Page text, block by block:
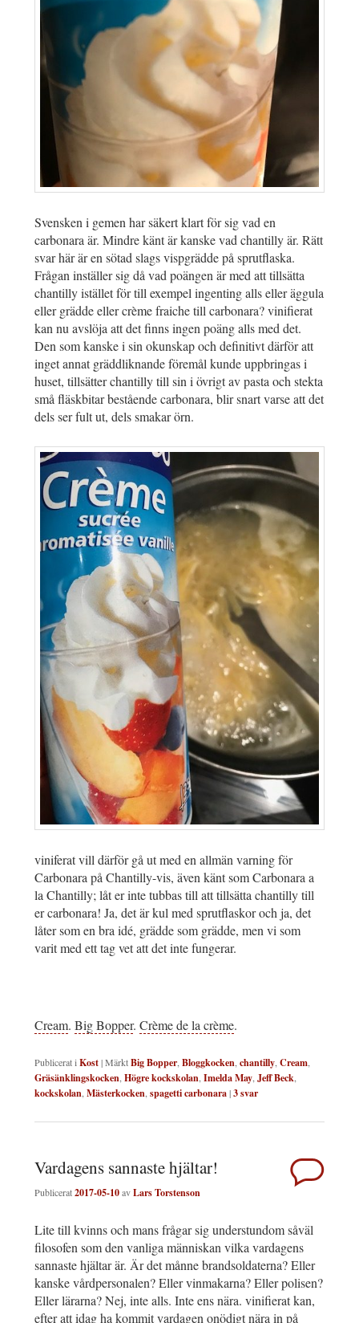
Svensken i gemen har säkert klart för sig vad en
carbonara är. Mindre känt är kanske vad chantilly är. Rätt
svar här är en sötad slags vispgrädde på sprutflaska.
Frågan inställer sig då vad poängen är med att tillsätta
chantilly istället för till exempel ingenting alls eller äggula
eller grädde eller crème fraiche till carbonara? vinifierat
kan nu avslöja att det finns ingen poäng alls med det.
Den som kanske i sin okunskap och definitivt därför att
inget annat gräddliknande föremål kunde uppbringas i
huset, tillsätter chantilly till sin i övrigt av pasta och stekta
små fläskbitar bestående carbonara, blir snart varse att det
dels ser fult ut, dels smakar örn.
viniferat vill därför gå ut med en allmän varning för
Carbonara på Chantilly-vis, även känt som Carbonara a
la Chantilly; låt er inte tubbas till att tillsätta chantilly till
er carbonara! Ja, det är kul med sprutflaskor och ja, det
låter som en bra idé, grädde som grädde, men vi som
varit med ett tag vet att det inte fungerar.
Cream. Big Bopper. Crème de la crème.
Publicerat i Kost|MärktBig Bopper Bloggkocken chantilly Cream
Gräsänklingskocken Högre kockskolan Imelda May Jeff Beck
kockskolan Mästerkocken spagetti carbonara|3svar
Vardagens sannaste hjältar!
Publicerat2017-05-10avLars Torstenson
Lite till kvinns och mans frågar sig understundom såväl
filosofen som den vanliga människan vilka vardagens
sannaste hjältar är. Är det månne brandsoldaterna? Eller
kanske vårdpersonalen? Eller vinmakarna? Eller polisen?
Eller lärarna? Nej, inte alls. Inte ens nära. vinifierat kan,
efter att idag ha kommit vardagen onödigt nära in på